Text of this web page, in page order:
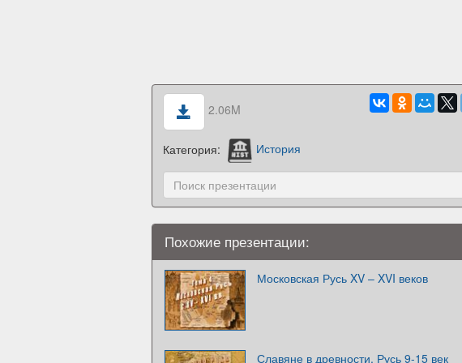
2.06M
Категория: История
Похожие презентации:
Московская Русь XV – XVI веков
Славяне в древности. Русь 9-15 век